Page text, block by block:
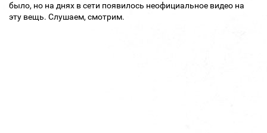
было, но на днях в сети появилось неофициальное видео на
эту вещь. Слушаем, смотрим.